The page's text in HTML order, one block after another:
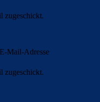
zugeschickt.
Mail-Adresse
zugeschickt.